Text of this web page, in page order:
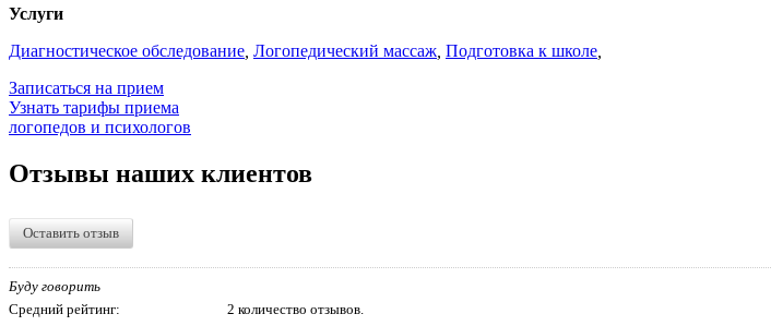
Услуги
Диагностическое обследование, Логопедический массаж, Подготовка к школе,
Записаться на прием
Узнать тарифы приема
логопедов и психологов
Отзывы наших клиентов
Оставить отзыв
Буду говорить
Средний рейтинг:
2 количество отзывов.